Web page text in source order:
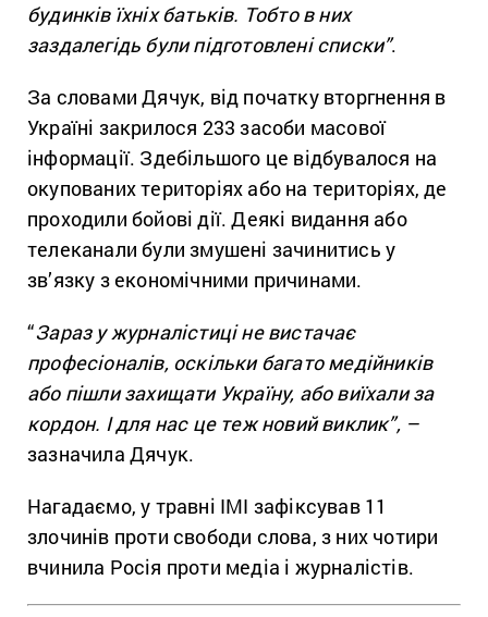
будинків їхніх батьків. Тобто в них
заздалегідь були підготовлені списки”.
За словами Дячук, від початку вторгнення в
Україні закрилося 233 засоби масової
інформації. Здебільшого це відбувалося на
окупованих територіях або на територіях, де
проходили бойові дії. Деякі видання або
телеканали були змушені зачинитись у
зв’язку з економічними причинами.
“Зараз у журналістиці не вистачає
професіоналів, оскільки багато медійників
або пішли захищати Україну, або виїхали за
кордон. І для нас це теж новий виклик”, –
зазначила Дячук.
Нагадаємо, у травні ІМІ зафіксував 11
злочинів проти свободи слова, з них чотири
вчинила Росія проти медіа і журналістів.